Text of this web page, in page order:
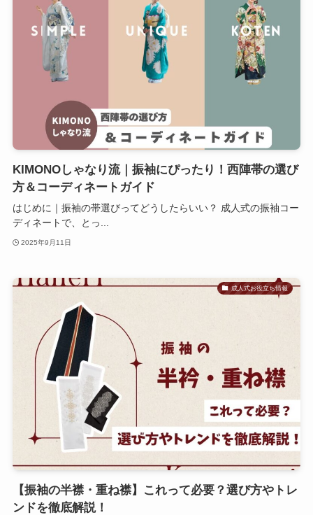
KIMONOしゃなり流｜振袖にぴったり！西陣帯の選び
方＆コーディネートガイド
はじめに｜振袖の帯選びってどうしたらいい？ 成人式の振袖コー
ディネートで、とっ...
2025年9月11日
成人式お役立ち情報
【振袖の半襟・重ね襟】これって必要？選び方やトレ
ンドを徹底解説！